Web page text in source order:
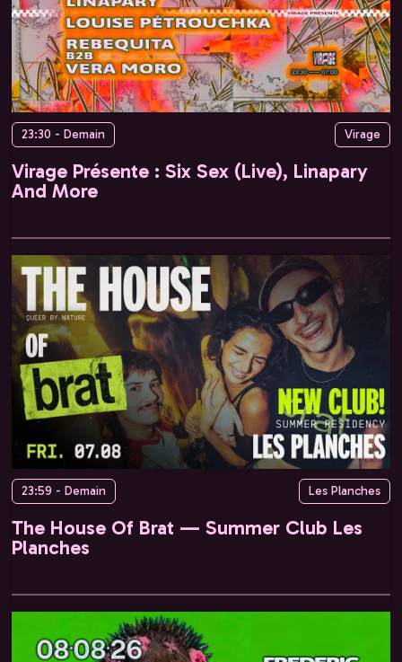
23:30 - Demain Virage
Virage Présente : Six Sex (Live), Linapary
And More
23:59 - Demain Les Planches
The House Of Brat — Summer Club Les
Planches